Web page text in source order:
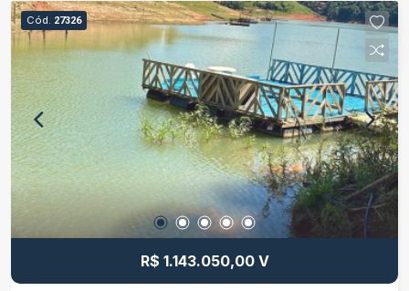
a natureza, proporcionando qualidade de vida
para toda a família. Agende uma visita e venha
conhecer essa excelente oportunidade em
Igaratá!
Cód. 27326
R$ 1.143.050,00 V